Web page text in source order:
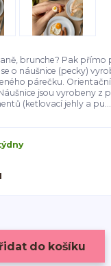
brunche? Pak přímo
o náušnice (pecky)
párečku.
jsou vyrobeny z
(ketlovací jehly a pu...
do košíku